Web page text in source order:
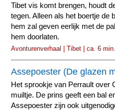
Tibet vis komt brengen, houdt
tegen. Alleen als het boertje de
hem zal geven eerlijk met de
hem doorlaten.
Avonturenverhaal | Tibet | ca. 6 min.
Assepoester (De glazen
Het sprookje van Perrault over
muiltje. De prins geeft een bal
Assepoester zijn ook